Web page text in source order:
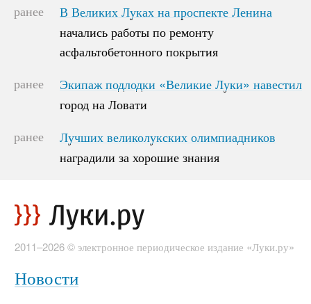
ранее
В Великих Луках на проспекте Ленина
начались работы по ремонту
асфальтобетонного покрытия
В Великих Луках на проспекте Ленина
начались работы по ремонту
асфальтобетонного покрытия
ранее
Экипаж подлодки «Великие Луки» навестил
город на Ловати
Экипаж подлодки «Великие Луки» навестил
город на Ловати
ранее
Лучших великолукских олимпиадников
наградили за хорошие знания
Лучших великолукских олимпиадников
наградили за хорошие знания
2011–2026 © электронное периодическое издание «Луки.ру»
Новости